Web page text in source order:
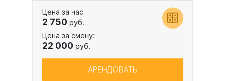
Цена за час
2 750 руб.
Цена за смену:
22 000 руб.
АРЕНДОВАТЬ